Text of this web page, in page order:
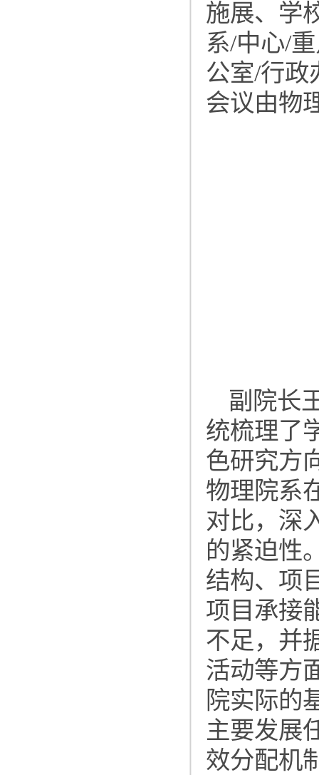
施展、学
系/中心/
公室/行政
会议由物
副院长
统梳理了
色研究方
物理院系
对比，深
的紧迫性
结构、项
项目承接
不足，并
活动等方
院实际的
主要发展
效分配机